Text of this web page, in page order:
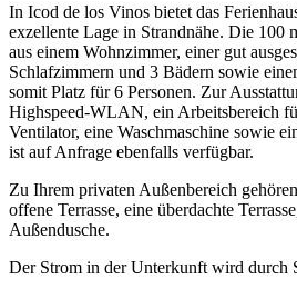
In Icod de los Vinos bietet das
exzellente Lage in Strandnähe. Die 100
aus einem Wohnzimmer, einer gut
Schlafzimmern und 3 Bädern sowie
somit Platz für 6 Personen. Zur
Highspeed-WLAN, ein Arbeitsbereich
Ventilator, eine Waschmaschine sowie
ist auf Anfrage ebenfalls verfügbar.
Zu Ihrem privaten Außenbereich
offene Terrasse, eine überdachte
Außendusche.
Der Strom in der Unterkunft wird durch